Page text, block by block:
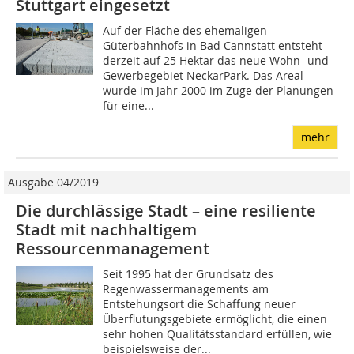
Stuttgart eingesetzt
Auf der Fläche des ehemaligen
Güterbahnhofs in Bad Cannstatt entsteht
derzeit auf 25 Hektar das neue Wohn- und
Gewerbegebiet NeckarPark. Das Areal
wurde im Jahr 2000 im Zuge der Planungen
für eine...
mehr
Ausgabe 04/2019
Die durchlässige Stadt – eine resiliente
Stadt mit nachhaltigem
Ressourcenmanagement
Seit 1995 hat der Grundsatz des
Regenwassermanagements am
Entstehungsort die Schaffung neuer
Überflutungsgebiete ermöglicht, die einen
sehr hohen Qualitätsstandard erfüllen, wie
beispielsweise der...